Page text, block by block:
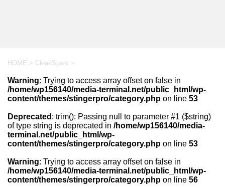
HOME > CleakSpark >
Warning: Trying to access array offset on false in
/home/wp156140/media-terminal.net/public_html/wp-
content/themes/stingerpro/category.php on line 53
Deprecated : trim(): Passing null to parameter #1 ($string)
of type string is deprecated in /home/wp156140/media-
terminal.net/public_html/wp-
content/themes/stingerpro/category.php on line 53
Warning: Trying to access array offset on false in
/home/wp156140/media-terminal.net/public_html/wp-
content/themes/stingerpro/category.php on line 56